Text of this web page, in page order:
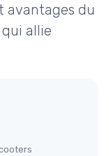
avantages du
allie